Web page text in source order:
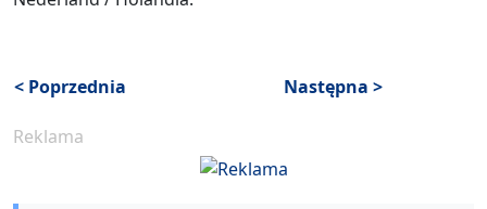
< Poprzednia Następna >
Reklama